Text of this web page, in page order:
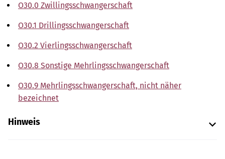
O30.0 Zwillingsschwangerschaft
O30.1 Drillingsschwangerschaft
O30.2 Vierlingsschwangerschaft
O30.8 Sonstige Mehrlingsschwangerschaft
O30.9 Mehrlingsschwangerschaft, nicht näher
bezeichnet
Hinweis